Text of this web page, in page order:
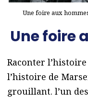
Une foire aux
Une foire
Raconter
l’histoire de
grouillant. l’un